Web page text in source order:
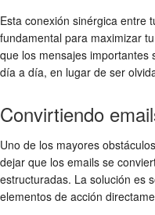
Esta conexión sinérgica entre
fundamental para maximizar tu
que los mensajes importantes
día a día, en lugar de ser
Convirtiendo
Uno de los mayores
dejar que los emails se
estructuradas. La solución es
elementos de acción